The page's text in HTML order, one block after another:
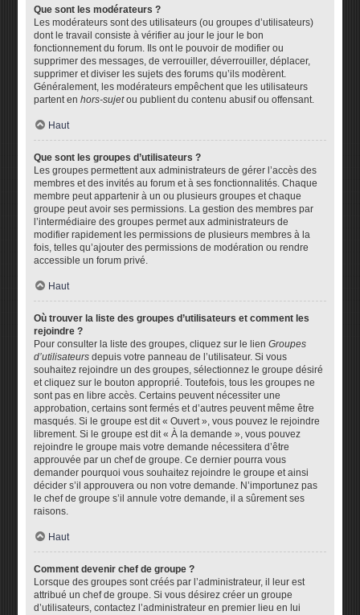
Que sont les modérateurs ?
Les modérateurs sont des utilisateurs (ou groupes d’utilisateurs)
dont le travail consiste à vérifier au jour le jour le bon
fonctionnement du forum. Ils ont le pouvoir de modifier ou
supprimer des messages, de verrouiller, déverrouiller, déplacer,
supprimer et diviser les sujets des forums qu’ils modèrent.
Généralement, les modérateurs empêchent que les utilisateurs
partent enhors-sujetou publient du contenu abusif ou offensant.
Haut
Que sont les groupes d’utilisateurs ?
Les groupes permettent aux administrateurs de gérer l’accès des
membres et des invités au forum et à ses fonctionnalités. Chaque
membre peut appartenir à un ou plusieurs groupes et chaque
groupe peut avoir ses permissions. La gestion des membres par
l’intermédiaire des groupes permet aux administrateurs de
modifier rapidement les permissions de plusieurs membres à la
fois, telles qu’ajouter des permissions de modération ou rendre
accessible un forum privé.
Haut
Où trouver la liste des groupes d’utilisateurs et comment les
rejoindre ?
Pour consulter la liste des groupes, cliquez sur le lienGroupes
d’utilisateurs depuis votre panneau de l’utilisateur. Si vous
souhaitez rejoindre un des groupes, sélectionnez le groupe désiré
et cliquez sur le bouton approprié. Toutefois, tous les groupes ne
sont pas en libre accès. Certains peuvent nécessiter une
approbation, certains sont fermés et d’autres peuvent même être
masqués. Si le groupe est dit « Ouvert », vous pouvez le rejoindre
librement. Si le groupe est dit « À la demande », vous pouvez
rejoindre le groupe mais votre demande nécessitera d’être
approuvée par un chef de groupe. Ce dernier pourra vous
demander pourquoi vous souhaitez rejoindre le groupe et ainsi
décider s’il approuvera ou non votre demande. N’importunez pas
le chef de groupe s’il annule votre demande, il a sûrement ses
raisons.
Haut
Comment devenir chef de groupe ?
Lorsque des groupes sont créés par l’administrateur, il leur est
attribué un chef de groupe. Si vous désirez créer un groupe
d’utilisateurs, contactez l’administrateur en premier lieu en lui